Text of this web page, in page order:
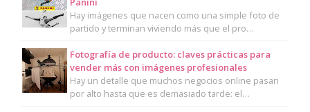
Hay imágenes que nacen como una simple foto de
partido y terminan viviendo más que el pro…
Fotografía de producto: claves prácticas para
vender más con imágenes profesionales
Hay un detalle que muchos negocios online pasan
por alto hasta que es demasiado tarde: el…